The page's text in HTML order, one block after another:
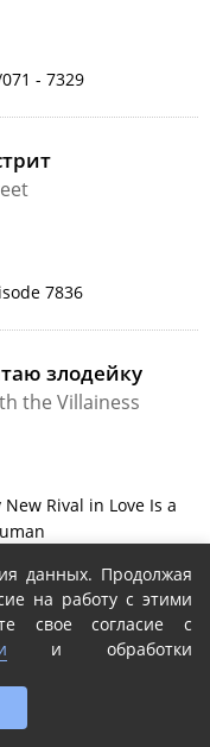
- 7329
7836
злодейку
the Villainess
New Rival in Love Is a
230
данных. Продолжая
на работу с этими
свое согласие с
и обработки